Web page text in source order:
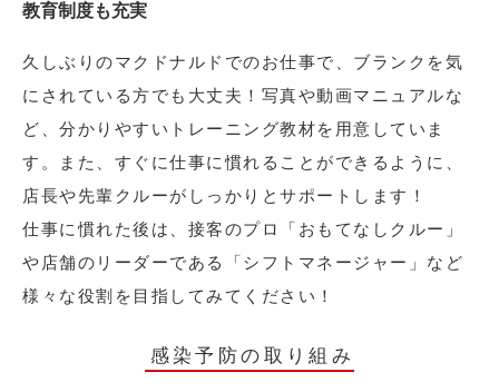
教育制度も充実
久しぶりのマクドナルドでのお仕事で、ブランクを気
にされている方でも大丈夫！写真や動画マニュアルな
ど、分かりやすいトレーニング教材を用意していま
す。また、すぐに仕事に慣れることができるように、
店長や先輩クルーがしっかりとサポートします！
仕事に慣れた後は、接客のプロ「おもてなしクルー」
や店舗のリーダーである「シフトマネージャー」など
様々な役割を目指してみてください！
感染予防の取り組み